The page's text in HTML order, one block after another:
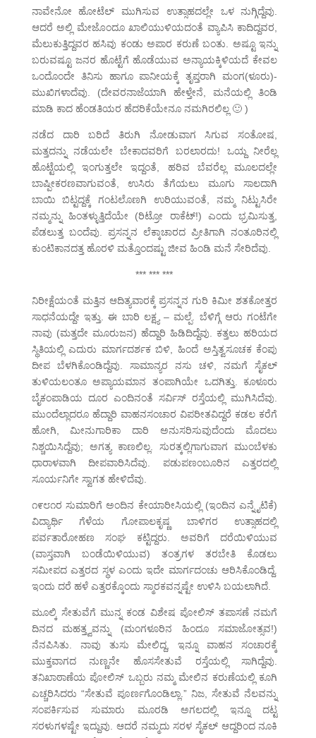
ನಾವೇನೋ ಹೋಟೆಲ್ ಮುಗಿಸುವ ಉತ್ಸಾಹದಲ್ಲೇ ಒಳ ನುಗ್ಗಿದ್ದೆವು.
ಆದರೆ ಅಲ್ಲಿ ಮೇಜೊಂದೂ ಖಾಲಿಯುಳಿಯದಂತೆ ವ್ಯಾಪಿಸಿ ಕಾದಿದ್ದವರ,
ಮೆಲುಕುತ್ತಿದ್ದವರ ಹಸಿವು ಕಂಡು ಅಪಾರ ಕರುಣೆ ಬಂತು. ಅಷ್ಟೂ ಇನ್ನು
ಬರುವಷ್ಟೂ ಜನರ ಹೊಟ್ಟೆಗೆ ಹೊಡೆಯುವ ಅನ್ಯಾಯಕ್ಕಿಳಿಯದೆ ಕೇವಲ
ಒಂದೊಂದೇ ತಿನಿಸು ಹಾಗೂ ಪಾನೀಯಕ್ಕೆ ತೃಪ್ತರಾಗಿ ಮಂಗ(ಳೂರು)-
ಮುಖಿಗಳಾದೆವು. (ದೇವರನಾಜೆಯಾಗಿ ಹೇಳ್ತೇನೆ, ಮನೆಯಲ್ಲಿ ತಿಂಡಿ
ಮಾಡಿ ಕಾದ ಹೆಂಡತಿಯರ ಹೆದರಿಕೆಯೇನೂ ನಮಗಿರಲಿಲ್ಲ 🙂 )
ನಡೆದ ದಾರಿ ಬರಿದೆ ತಿರುಗಿ ನೋಡುವಾಗ ಸಿಗುವ ಸಂತೋಷ,
ಮತ್ತದನ್ನು ನಡೆಯಲೇ ಬೇಕಾದವರಿಗೆ ಬರಲಾರದು! ಒಯ್ದ ನೀರೆಲ್ಲ
ಹೊಟ್ಟೆಯಲ್ಲಿ ಇಂಗುತ್ತಲೇ ಇದ್ದಂತೆ, ಹರಿವ ಬೆವರೆಲ್ಲ ಮೂಲದಲ್ಲೇ
ಬಾಷ್ಪೀಕರಣವಾಗುವಂತೆ, ಉಸಿರು ತೆಗೆಯಲು ಮೂಗು ಸಾಲದಾಗಿ
ಬಾಯಿ ಬಿಟ್ಟದ್ದಕ್ಕೆ ಗಂಟಲೊಣಗಿ ಉರಿಯುವಂತೆ, ನಮ್ಮ ನಿಟ್ಟುಸಿರೇ
ನಮ್ಮನ್ನು ಹಿಂತಳ್ಳುತ್ತಿದೆಯೇ (ರಿಟ್ರೋ ರಾಕೆಟ್!) ಎಂದು ಭ್ರಮಿಸುತ್ತ,
ಪೆಡಲುತ್ತ ಬಂದೆವು. ಪ್ರಸನ್ನನ ಲೆಕ್ಕಾಚಾರದ ಪ್ರೀತಿಗಾಗಿ ನಂತೂರಿನಲ್ಲಿ
ಕುಂಟಿಕಾನದತ್ತ ಹೊರಳಿ ಮತ್ತೊಂದಷ್ಟು ಜೀವ ಹಿಂಡಿ ಮನೆ ಸೇರಿದೆವು.
*** *** ***
ನಿರೀಕ್ಷೆಯಂತೆ ಮತ್ತಿನ ಆದಿತ್ಯವಾರಕ್ಕೆ ಪ್ರಸನ್ನನ ಗುರಿ ಕಿಮೀ ಶತಕೋತ್ತರ
ಸಾಧನೆಯದ್ದೇ ಇತ್ತು. ಈ ಬಾರಿ ಲಕ್ಷ್ಯ – ಮಲ್ಪೆ. ಬೆಳಿಗ್ಗೆ ಆರು ಗಂಟೆಗೇ
ನಾವು (ಮತ್ತದೇ ಮೂರುಜನ) ಹೆದ್ದಾರಿ ಹಿಡಿದಿದ್ದೆವು. ಕತ್ತಲು ಹರಿಯದ
ಸ್ಥಿತಿಯಲ್ಲಿ ಎದುರು ಮಾರ್ಗದರ್ಶಕ ಬಿಳಿ, ಹಿಂದೆ ಅಸ್ತಿತ್ವಸೂಚಕ ಕೆಂಪು
ದೀಪ ಬೆಳಗಿಕೊಂಡಿದ್ದೆವು. ಸಾಮಾನ್ಯರ ನಸು ಚಳಿ, ನಮಗೆ ಸೈಕಲ್
ತುಳಿಯಲಂತೂ ಅಪ್ಯಾಯಮಾನ ತಂಪಾಗಿಯೇ ಒದಗಿತ್ತು. ಕೂಳೂರು
ಬೈಕಂಪಾಡಿಯ ದೂರ ಎಂದಿನಂತೆ ಸರ್ವಿಸ್ ರಸ್ತೆಯಲ್ಲಿ ಮುಗಿಸಿದೆವು.
ಮುಂದೆಲ್ಲಾದರೂ ಹೆದ್ದಾರಿ ವಾಹನಸಂಚಾರ ವಿಪರೀತವಿದ್ದರೆ ಕಡಲ ಕರೆಗೆ
ಹೋಗಿ, ಮೀನುಗಾರಿಕಾ ದಾರಿ ಅನುಸರಿಸುವುದೆಂದು ಮೊದಲು
ನಿಶ್ಚಯಿಸಿದ್ದೆವು; ಅಗತ್ಯ ಕಾಣಲಿಲ್ಲ. ಸುರತ್ಕಲ್ಲಿಗಾಗುವಾಗ ಮುಂಬೆಳಕು
ಧಾರಾಳವಾಗಿ ದೀಪವಾರಿಸಿದೆವು. ಪಡುಪಣಂಬೂರಿನ ಎತ್ತರದಲ್ಲಿ
ಸೂರ್ಯನಿಗೇ ಸ್ವಾಗತ ಹೇಳಿದೆವು.
೧೯೮೧ರ ಸುಮಾರಿಗೆ ಅಂದಿನ ಕೇಯಾರೀಸಿಯಲ್ಲಿ (ಇಂದಿನ ಎನ್ನೈಟಿಕೆ)
ವಿದ್ಯಾರ್ಥಿ ಗೆಳೆಯ ಗೋಪಾಲಕೃಷ್ಣ ಬಾಳಿಗರ ಉತ್ಸಾಹದಲ್ಲಿ
ಪರ್ವತಾರೋಹಣ ಸಂಘ ಕಟ್ಟಿದ್ದರು. ಅವರಿಗೆ ದರೆಯಿಳಿಯುವ
(ವಾಸ್ತವಾಗಿ ಬಂಡೆಯಿಳಿಯುವ) ತಂತ್ರಗಳ ತರಬೇತಿ ಕೊಡಲು
ಸಮೀಪದ ಎತ್ತರದ ಸ್ಥಳ ಎಂದು ಇದೇ ಮಾರ್ಗದಂಚು ಆರಿಸಿಕೊಂಡಿದ್ದೆ.
ಇಂದು ದರೆ ಹಳೆ ಎತ್ತರಕ್ಕೊಂದು ಸ್ಮಾರಕವನ್ನಷ್ಟೇ ಉಳಿಸಿ ಬಯಲಾಗಿದೆ.
ಮೂಲ್ಕಿ ಸೇತುವೆಗೆ ಮುನ್ನ ಕಂಡ ವಿಶೇಷ ಪೋಲಿಸ್ ತಪಾಸಣೆ ನಮಗೆ
ದಿನದ ಮಹತ್ತ್ವವನ್ನು (ಮಂಗಳೂರಿನ ಹಿಂದೂ ಸಮಾಜೋತ್ಸವ!)
ನೆನಪಿಸಿತು. ನಾವು ತುಸು ಮೇಲಿದ್ದ, ಇನ್ನೂ ವಾಹನ ಸಂಚಾರಕ್ಕೆ
ಮುಕ್ತವಾಗದ ನುಣ್ಣನೇ ಹೊಸಸೇತುವೆ ರಸ್ತೆಯಲ್ಲಿ ಸಾಗಿದ್ದೆವು.
ತನಿಖಾಠಾಣೆಯ ಪೋಲಿಸ್ ಒಬ್ಬರು ನಮ್ಮ ಮೇಲಿನ ಕರುಣೆಯಲ್ಲಿ ಕೂಗಿ
ಎಚ್ಚರಿಸಿದರು “ಸೇತುವೆ ಪೂರ್ಣಗೊಂಡಿಲ್ಲಾ.” ನಿಜ, ಸೇತುವೆ ನೆಲವನ್ನು
ಸಂಪರ್ಕಿಸುವ ಸುಮಾರು ಮೂರಡಿ ಅಗಲದಲ್ಲಿ ಇನ್ನೂ ದಟ್ಟ
ಸರಳುಗಳಷ್ಟೇ ಇದ್ದುವು. ಆದರೆ ನಮ್ಮದು ಸರಳ ಸೈಕಲ್ ಆದ್ದರಿಂದ ನೂಕಿ